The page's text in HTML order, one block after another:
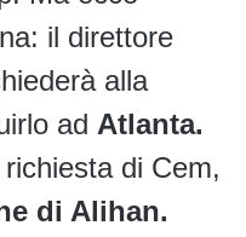
il direttore
alla
ad Atlanta.
di Cem,
di Alihan.